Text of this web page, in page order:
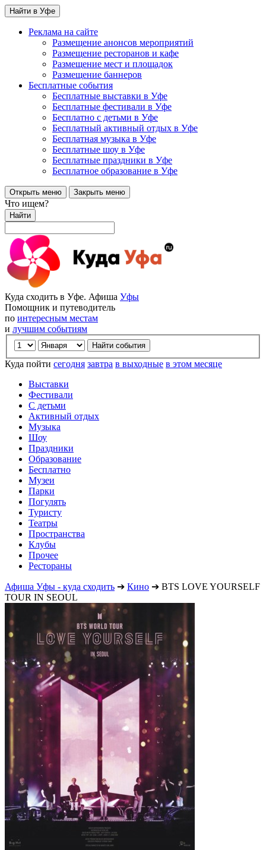
Найти в Уфе
Реклама на сайте
Размещение анонсов мероприятий
Размещение ресторанов и кафе
Размещение мест и площадок
Размещение баннеров
Бесплатные события
Бесплатные выставки в Уфе
Бесплатные фестивали в Уфе
Бесплатно с детьми в Уфе
Бесплатный активный отдых в Уфе
Бесплатная музыка в Уфе
Бесплатные шоу в Уфе
Бесплатные праздники в Уфе
Бесплатное образование в Уфе
Открыть меню Закрыть меню
Что ищем?
Найти
Куда сходить в Уфе. Афиша Уфы
Помощник и путеводитель
по интересным местам
и лучшим событиям
Куда пойти сегодня завтра в выходные в этом месяце
Выставки
Фестивали
С детьми
Активный отдых
Музыка
Шоу
Праздники
Образование
Бесплатно
Музеи
Парки
Погулять
Туристу
Театры
Пространства
Клубы
Прочее
Рестораны
Афиша Уфы - куда сходить ➔ Кино ➔ BTS LOVE YOURSELF
TOUR IN SEOUL